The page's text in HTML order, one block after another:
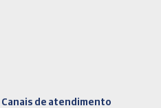
Canais de atendimento